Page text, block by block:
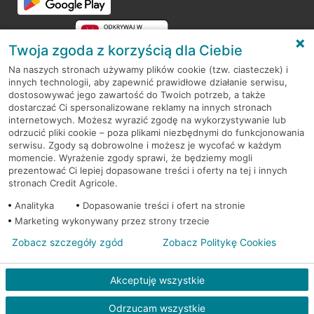
RODO
Regulamin serwisu
Mapa serwisu
PolitykaCookies
© 2026 Credit Agricole Bank Polska S.A. Wszelkie prawa zastrzeżone
Twoja zgoda z korzyścią dla Ciebie
Na naszych stronach używamy plików cookie (tzw. ciasteczek) i
innych technologii, aby zapewnić prawidłowe działanie serwisu,
dostosowywać jego zawartość do Twoich potrzeb, a także
dostarczać Ci spersonalizowane reklamy na innych stronach
internetowych. Możesz wyrazić zgodę na wykorzystywanie lub
odrzucić pliki cookie – poza plikami niezbędnymi do funkcjonowania
serwisu. Zgody są dobrowolne i możesz je wycofać w każdym
momencie. Wyrażenie zgody sprawi, że będziemy mogli
prezentować Ci lepiej dopasowane treści i oferty na tej i innych
stronach Credit Agricole.
Analityka
Dopasowanie treści i ofert na stronie
Marketing wykonywany przez strony trzecie
Akceptuję wszystkie
Odrzucam wszystkie
Zobacz szczegóły zgód Zobacz Politykę Cookies